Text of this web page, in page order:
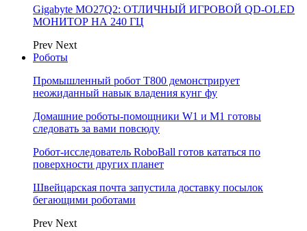
Gigabyte MO27Q2: ОТЛИЧНЫЙ ИГРОВОЙ QD-OLED
МОНИТОР НА 240 ГЦ
Prev Next
Роботы
Промышленный робот Т800 демонстрирует
неожиданный навык владения кунг фу
Домашние роботы-помощники W1 и M1 готовы
следовать за вами повсюду
Робот-исследователь RoboBall готов кататься по
поверхности других планет
Швейцарская почта запустила доставку посылок
бегающими роботами
Prev Next